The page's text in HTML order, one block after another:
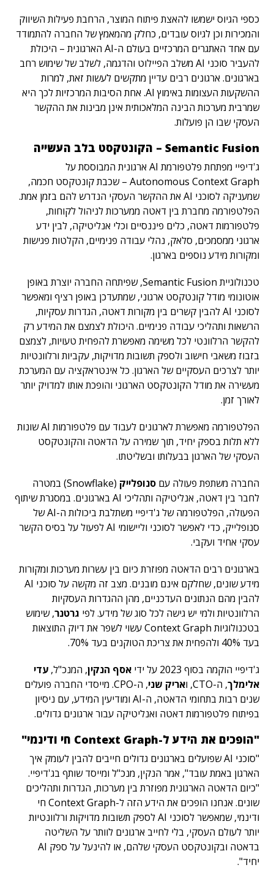
כספי הגיוס ישמשו להאצת פיתוח המוצר, הרחבת פעילות השיווק
והמכירות וכן לגיוס עובדים, כחלק מהמאמץ של החברה להתמודד
עם אחד האתגרים המרכזיים בעולם ה-AI הארגונית – היכולת
להעביר סוכני AI משלב הפיילוט והדגמה, לשלב של שימוש רחב
בארגונים. ארגונים רבים עדיין מתקשים לעשות זאת, למרות
ההשקעות העצומות באימוץ AI. אחת הסיבות המרכזיות לכך היא
שמרבית מערכות הבינה המלאכותית אינן מבינות את ההקשר
העסקי שבו הן פועלות.
Semantic Fusion – הקונטקסט בלב העשייה
ג'דיפיי מפתחת פלטפורמת AI ארגונית המבוססת על
Autonomous Context Graph – שכבת קונטקסט חכמה,
שמעניקה לסוכני AI את ההקשר העסקי הנדרש להם בזמן אמת.
הפלטפורמה מחברת בין דאטה ממערכות לניהול לקוחות,
פלטפורמות דאטה, כלים פיננסיים וכלי אנליטיקה, לבין ידע
ארגוני ממסמכים, סלאק, נהלי עבודה פנימיים, הקלטות פגישות
ומקורות מידע נוספים בארגון.
טכנולוגיית Semantic Fusion, שפיתחה החברה יוצרת באופן
אוטונומי מודל קונטקסט ארגוני, שמתעדכן באופן רציף ומאפשר
לסוכני AI להבין קשרים בין מקורות דאטה, הגדרות עסקיות,
הרשאות ותהליכי עבודה פנימיים. היכולת לצמצם את המידע רק
להקשר הרלוונטי לכל משימה מאפשרת להפחית טעויות, לצמצם
בזבוז משאבי חישוב ולספק תשובות מדויקות, עקביות ורלוונטיות
יותר לצרכים העסקיים של הארגון. כל אינטראקציה עם המערכת
מעשירה את מודל הקונטקסט הארגוני והופכת אותו למדויק יותר
לאורך זמן.
הפלטפורמה מאפשרת לארגונים לעבוד עם פלטפורמות AI שונות
ללא תלות בספק יחיד, תוך שמירה על הדאטה והקונטקסט
העסקי של הארגון בבעלותו ובשליטתו.
החברה משתפת פעולה עם סנופלייק
(Snowflake) במטרה
לחבר בין דאטה, אנליטיקה ותהליכי AI בארגונים. במסגרת שיתוף
הפעולה, הפלטפורמה של ג'דיפיי משתלבת ביכולות ה-AI של
סנופלייק, כדי לאפשר לסוכני וליישומי AI לפעול על בסיס הקשר
עסקי אחיד ועקבי.
בארגונים רבים הדאטה מפוזרת כיום בין עשרות מערכות ומקורות
מידע שונים, שחלקם אינם מובנים. מצב זה מקשה על סוכני AI
להבין מהם הנתונים העדכניים, מהן ההגדרות העסקיות
הרלוונטיות ולמי יש גישה לכל סוג של מידע. לפי גרטנר, שימוש
בטכנולוגיות Context Graph עשוי לשפר את דיוק התוצאות
בעד 40% ולהפחית את צריכת הטוקנים בעד 70%.
ג'דיפיי הוקמה בסוף 2023 על ידי
אסף הנקין, המנכ"ל, עדי
אלימלך, ה-CTO, ו אריק שני
, ה-CPO. מייסדי החברה פועלים
שנים רבות בתחומי הדאטה, ה-AI ומודיעין המידע, עם ניסיון
בפיתוח פלטפורמות דאטה ואנליטיקה עבור ארגונים גדולים.
"הופכים את הידע ל-Context Graph חי ודינמי"
"סוכני AI שפועלים בארגונים גדולים חייבים להבין לעומק איך
הארגון באמת עובד", אמר הנקין, מנכ"ל ומייסד שותף בג'דיפיי.
"כיום הדאטה הארגונית מפוזרת בין מערכות, הגדרות ותהליכים
שונים. אנחנו הופכים את הידע הזה ל-Context Graph חי
ודינמי, שמאפשר לסוכני AI לספק תשובות מדויקות ורלוונטיות
יותר לעולם העסקי, בלי לחייב ארגונים לוותר על השליטה
בדאטה ובקונטקסט העסקי שלהם, או להינעל על ספק AI
יחיד".